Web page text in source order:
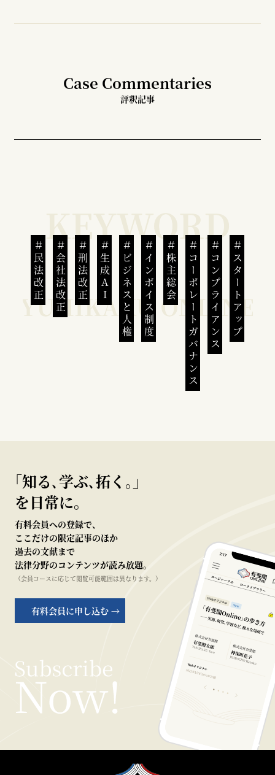
Case Commentaries
評釈記事
民法改正 会社法改正 刑法改正 生成AI ビジネスと人権インボイス制度 株主総会 コーポレートガバナンスコンプライアンススタートアップ
｢知る､学ぶ､拓く｡｣
を日常に。
有料会員への登録で、
ここだけの限定記事のほか
過去の文献まで
法律分野のコンテンツが読み放題。
（会員コースに応じて閲覧可能範囲は異なります。）
有料会員に申し込む →